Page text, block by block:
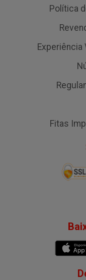
Política
Fitas